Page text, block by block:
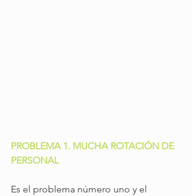
PROBLEMA 1. MUCHA ROTACIÓN DE
PERSONAL
Es el problema número uno y el